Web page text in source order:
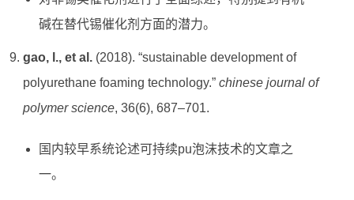
碱在替代锡催化剂方面的潜力。
gao, l., et al.(2018). “sustainable development of
polyurethane foaming technology.” chinese journal of
polymer science, 36(6), 687–701.
国内较早系统论述可持续pu泡沫技术的文章之
一。